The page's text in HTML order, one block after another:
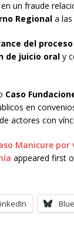
un fraude
Regional a
del
de juicio oral y
Caso
en
actores con
Manicure
appeared first